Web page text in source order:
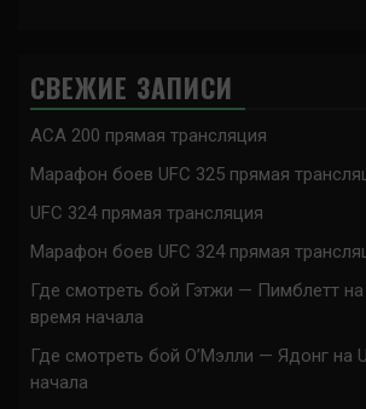
СВЕЖИЕ ЗАПИСИ
ACA 200 прямая трансляция
Марафон боев UFC 325 прямая
UFC 324 прямая трансляция
Марафон боев UFC 324 прямая
Где смотреть бой Гэтжи — Пимблетт на
время начала
Где смотреть бой О’Мэлли — Ядонг на
начала